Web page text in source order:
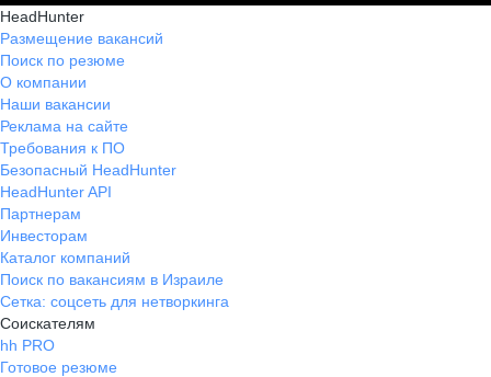
HeadHunter
Размещение вакансий
Поиск по резюме
О компании
Наши вакансии
Реклама на сайте
Требования к ПО
Безопасный HeadHunter
HeadHunter API
Партнерам
Инвесторам
Каталог компаний
Поиск по вакансиям в Израиле
Сетка: соцсеть для нетворкинга
Соискателям
hh PRO
Готовое резюме